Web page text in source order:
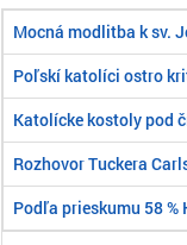
Mocná modlitba k sv.
Poľskí katolíci ostro
Katolícke kostoly pod
Rozhovor Tuckera
Podľa prieskumu 58